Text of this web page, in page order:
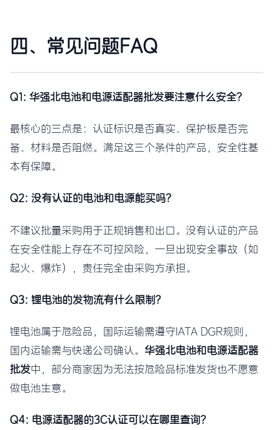
四、常见问题FAQ
Q1: 华强北电池和电源适配器批发要注意什么安全？
最核心的三点是：认证标识是否真实、保护板是否完
备、材料是否阻燃。满足这三个条件的产品，安全性基
本有保障。
Q2: 没有认证的电池和电源能买吗？
不建议批量采购用于正规销售和出口。没有认证的产品
在安全性能上存在不可控风险，一旦出现安全事故（如
起火、爆炸），责任完全由采购方承担。
Q3: 锂电池的发物流有什么限制？
锂电池属于危险品，国际运输需遵守IATA DGR规则，
国内运输需与快递公司确认。 华强北电池和电源适配器
批发中，部分商家因为无法按危险品标准发货也不愿意
做电池生意。
Q4: 电源适配器的3C认证可以在哪里查询？